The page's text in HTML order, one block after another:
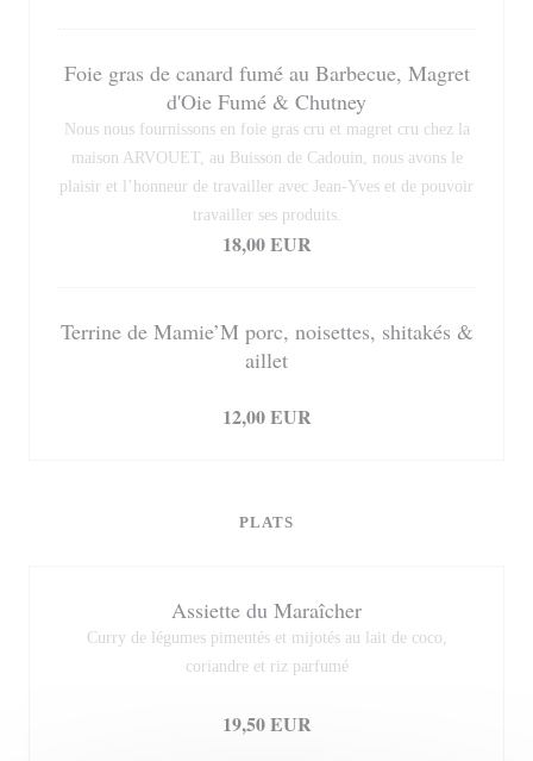
Foie gras de canard fumé au Barbecue, Magret
d'Oie Fumé & Chutney
Nous nous fournissons en foie gras cru et magret cru chez la
maison ARVOUET, au Buisson de Cadouin, nous avons le
plaisir et l’honneur de travailler avec Jean-Yves et de pouvoir
travailler ses produits.
18,00 EUR
Terrine de Mamie’M porc, noisettes, shitakés &
aillet
12,00 EUR
PLATS
Assiette du Maraîcher
Curry de légumes pimentés et mijotés au lait de coco,
coriandre et riz parfumé
19,50 EUR